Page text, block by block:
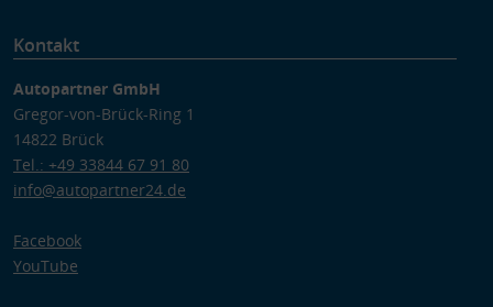
Kontakt
Autopartner GmbH
Gregor-von-Brück-Ring 1
14822 Brück
Tel.: +49 33844 67 91 80
info@autopartner24.de
Facebook
YouTube